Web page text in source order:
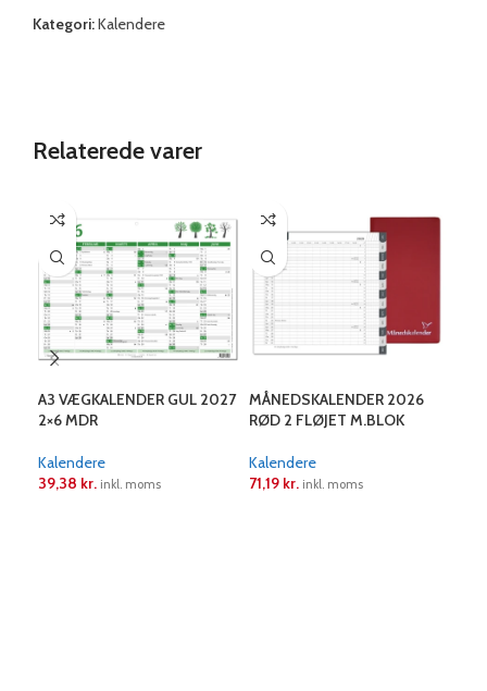
Kategori:Kalendere
Relaterede varer
A3 VÆGKALENDER GUL 2027
2×6 MDR
Kalendere
39,38 kr. inkl. moms
MÅNEDSKALENDER 2026
RØD 2 FLØJET M.BLOK
Kalendere
71,19 kr. inkl. moms